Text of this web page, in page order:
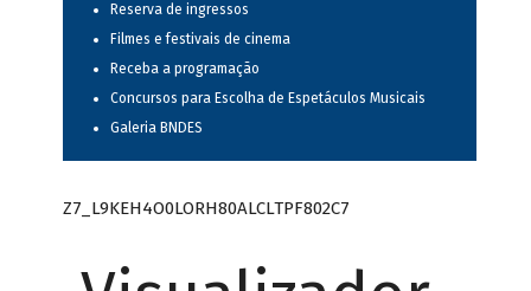
Reserva de ingressos
Filmes e festivais de cinema
Receba a programação
Concursos para Escolha de Espetáculos Musicais
Galeria BNDES
Z7_L9KEH4O0LORH80ALCLTPF802C7